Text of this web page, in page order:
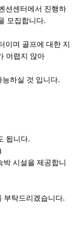
션센터에서 진행하
모집합니다.
이며 골프에 대한 지
어렵지 않아
하실 것 입니다.
됩니다.
박 시설을 제공합니
부탁드리겠습니다.